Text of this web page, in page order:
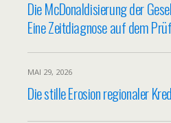
Die McDonaldisierung der
Eine Zeitdiagnose auf dem
MAI 29, 2026
Die stille Erosion regionaler